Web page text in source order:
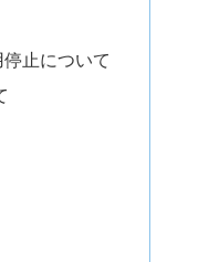
止について